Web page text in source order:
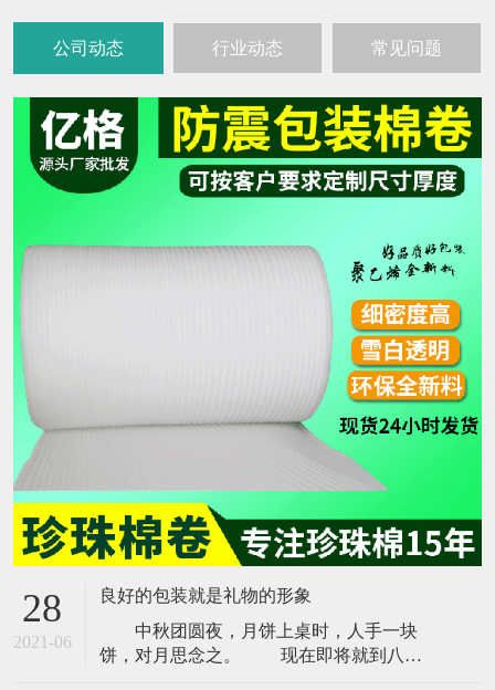
公司动态 行业动态 常见问题
28
2021-06
良好的包装就是礼物的形象
中秋团圆夜，月饼上桌时，人手一块
饼，对月思念之。 现在即将就到八月